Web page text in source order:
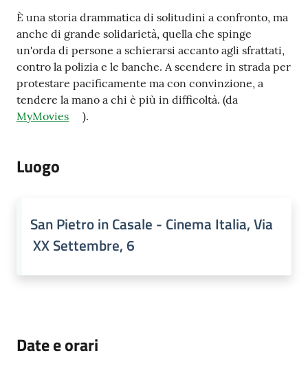
È una storia drammatica di solitudini a confronto, ma
anche di grande solidarietà, quella che spinge
un'orda di persone a schierarsi accanto agli sfrattati,
contro la polizia e le banche. A scendere in strada per
protestare pacificamente ma con convinzione, a
tendere la mano a chi è più in difficoltà. (da
MyMovies
).
Luogo
San Pietro in Casale - Cinema Italia, Via
XX Settembre, 6
Date e orari